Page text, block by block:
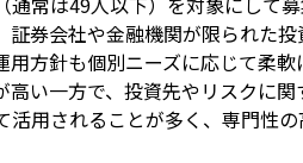
券会社や金融機関が限られた
方針も個別ニーズに応じて柔
い一方で、投資先やリスクに
用されることが多く、専門性